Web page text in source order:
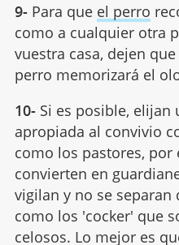
9-Para que el perro
como a cualquier otra
vuestra casa, dejen
perro memorizará el
10-Si es posible, elijan
apropiada al convivio
como los pastores, por
convierten en
vigilan y no se separan
como los 'cocker' que
celosos. Lo mejor es